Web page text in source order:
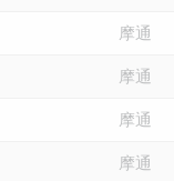
摩通
摩通
摩通
摩通